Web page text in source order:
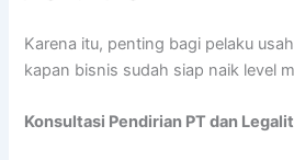
Karena itu, penting bagi pelaku
kapan bisnis sudah siap naik level
Konsultasi Pendirian PT dan